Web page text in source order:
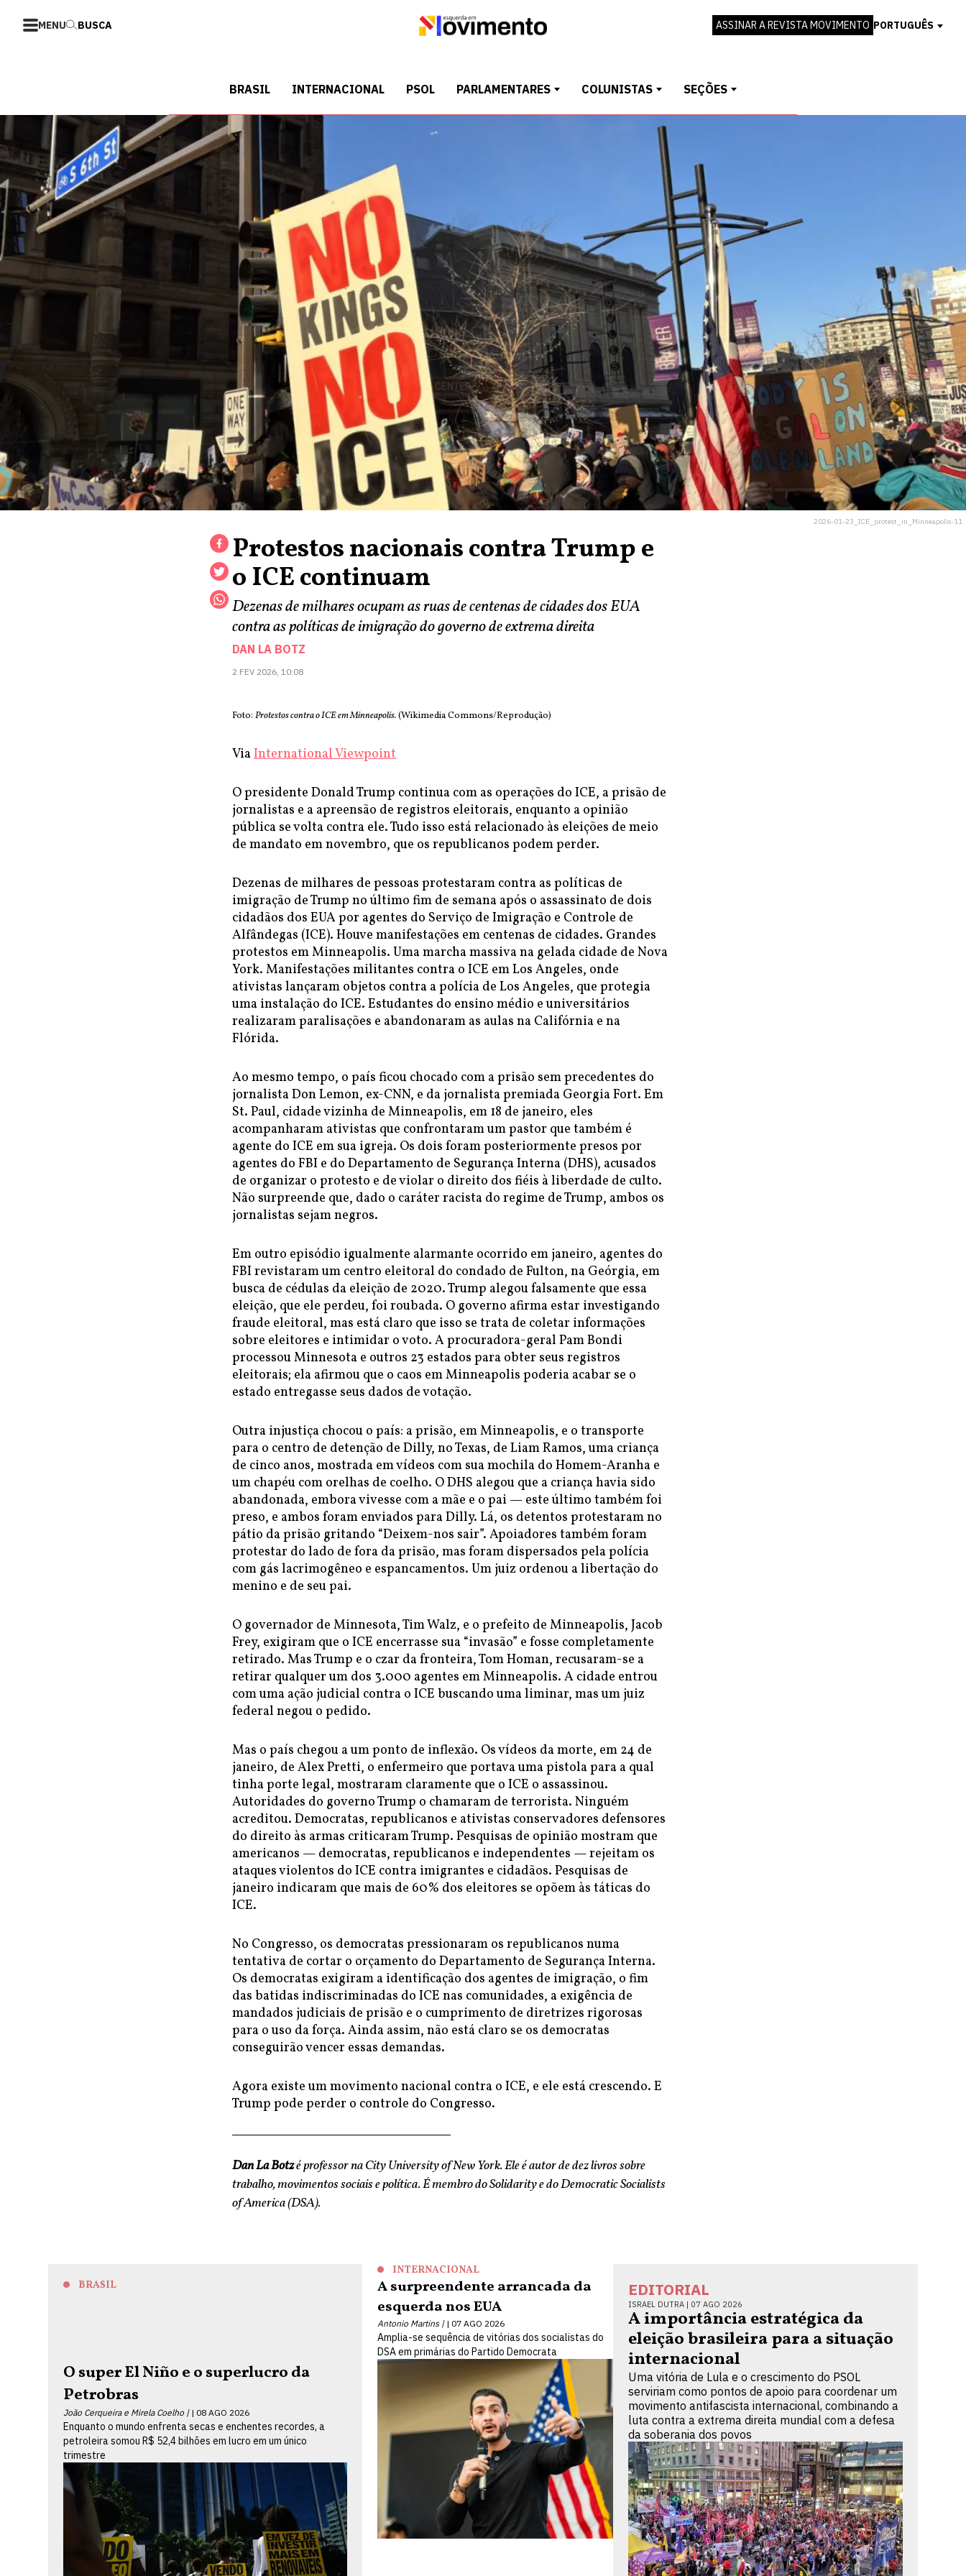
MENU BUSCA ASSINAR A REVISTA MOVIMENTO PORTUGUÊS
BRASIL INTERNACIONAL PSOL PARLAMENTARES COLUNISTAS SEÇÕES
2026-01-23_ICE_protest_in_Minneapolis-11
Protestos nacionais contra Trump e
o ICE continuam
Dezenas de milhares ocupam as ruas de centenas de cidades dos EUA
contra as políticas de imigração do governo de extrema direita
DAN LA BOTZ
2 FEV 2026, 10:08
Foto: Protestos contra o ICE em Minneapolis.(Wikimedia Commons/Reprodução)
Via International Viewpoint
O presidente Donald Trump continua com as operações do ICE, a prisão de
jornalistas e a apreensão de registros eleitorais, enquanto a opinião
pública se volta contra ele. Tudo isso está relacionado às eleições de meio
de mandato em novembro, que os republicanos podem perder.
Dezenas de milhares de pessoas protestaram contra as políticas de
imigração de Trump no último fim de semana após o assassinato de dois
cidadãos dos EUA por agentes do Serviço de Imigração e Controle de
Alfândegas (ICE). Houve manifestações em centenas de cidades. Grandes
protestos em Minneapolis. Uma marcha massiva na gelada cidade de Nova
York. Manifestações militantes contra o ICE em Los Angeles, onde
ativistas lançaram objetos contra a polícia de Los Angeles, que protegia
uma instalação do ICE. Estudantes do ensino médio e universitários
realizaram paralisações e abandonaram as aulas na Califórnia e na
Flórida.
Ao mesmo tempo, o país ficou chocado com a prisão sem precedentes do
jornalista Don Lemon, ex-CNN, e da jornalista premiada Georgia Fort. Em
St. Paul, cidade vizinha de Minneapolis, em 18 de janeiro, eles
acompanharam ativistas que confrontaram um pastor que também é
agente do ICE em sua igreja. Os dois foram posteriormente presos por
agentes do FBI e do Departamento de Segurança Interna (DHS), acusados
de organizar o protesto e de violar o direito dos fiéis à liberdade de culto.
Não surpreende que, dado o caráter racista do regime de Trump, ambos os
jornalistas sejam negros.
Em outro episódio igualmente alarmante ocorrido em janeiro, agentes do
FBI revistaram um centro eleitoral do condado de Fulton, na Geórgia, em
busca de cédulas da eleição de 2020. Trump alegou falsamente que essa
eleição, que ele perdeu, foi roubada. O governo afirma estar investigando
fraude eleitoral, mas está claro que isso se trata de coletar informações
sobre eleitores e intimidar o voto. A procuradora-geral Pam Bondi
processou Minnesota e outros 23 estados para obter seus registros
eleitorais; ela afirmou que o caos em Minneapolis poderia acabar se o
estado entregasse seus dados de votação.
Outra injustiça chocou o país: a prisão, em Minneapolis, e o transporte
para o centro de detenção de Dilly, no Texas, de Liam Ramos, uma criança
de cinco anos, mostrada em vídeos com sua mochila do Homem-Aranha e
um chapéu com orelhas de coelho. O DHS alegou que a criança havia sido
abandonada, embora vivesse com a mãe e o pai — este último também foi
preso, e ambos foram enviados para Dilly. Lá, os detentos protestaram no
pátio da prisão gritando “Deixem-nos sair”. Apoiadores também foram
protestar do lado de fora da prisão, mas foram dispersados pela polícia
com gás lacrimogêneo e espancamentos. Um juiz ordenou a libertação do
menino e de seu pai.
O governador de Minnesota, Tim Walz, e o prefeito de Minneapolis, Jacob
Frey, exigiram que o ICE encerrasse sua “invasão” e fosse completamente
retirado. Mas Trump e o czar da fronteira, Tom Homan, recusaram-se a
retirar qualquer um dos 3.000 agentes em Minneapolis. A cidade entrou
com uma ação judicial contra o ICE buscando uma liminar, mas um juiz
federal negou o pedido.
Mas o país chegou a um ponto de inflexão. Os vídeos da morte, em 24 de
janeiro, de Alex Pretti, o enfermeiro que portava uma pistola para a qual
tinha porte legal, mostraram claramente que o ICE o assassinou.
Autoridades do governo Trump o chamaram de terrorista. Ninguém
acreditou. Democratas, republicanos e ativistas conservadores defensores
do direito às armas criticaram Trump. Pesquisas de opinião mostram que
americanos — democratas, republicanos e independentes — rejeitam os
ataques violentos do ICE contra imigrantes e cidadãos. Pesquisas de
janeiro indicaram que mais de 60% dos eleitores se opõem às táticas do
ICE.
No Congresso, os democratas pressionaram os republicanos numa
tentativa de cortar o orçamento do Departamento de Segurança Interna.
Os democratas exigiram a identificação dos agentes de imigração, o fim
das batidas indiscriminadas do ICE nas comunidades, a exigência de
mandados judiciais de prisão e o cumprimento de diretrizes rigorosas
para o uso da força. Ainda assim, não está claro se os democratas
conseguirão vencer essas demandas.
Agora existe um movimento nacional contra o ICE, e ele está crescendo. E
Trump pode perder o controle do Congresso.
Dan La Botzé professor na City University of New York. Ele é autor de dez livros sobre
trabalho, movimentos sociais e política. É membro do Solidarity e do Democratic Socialists
of America (DSA).
BRASIL
O super El Niño e o superlucro da
Petrobras
João Cerqueira e Mirela Coelho | 08 AGO 2026
Enquanto o mundo enfrenta secas e enchentes recordes, a
petroleira somou R$ 52,4 bilhões em lucro em um único
trimestre
INTERNACIONAL
A surpreendente arrancada da
esquerda nos EUA
Antonio Martins | 07 AGO 2026
Amplia-se sequência de vitórias dos socialistas do
DSA em primárias do Partido Democrata
EDITORIAL
ISRAEL DUTRA | 07 AGO 2026
A importância estratégica da
eleição brasileira para a situação
internacional
Uma vitória de Lula e o crescimento do PSOL
serviriam como pontos de apoio para coordenar um
movimento antifascista internacional, combinando a
luta contra a extrema direita mundial com a defesa
da soberania dos povos